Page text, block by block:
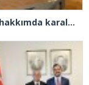
Şadi Yazıcı, “Silivri’den alınan talimatla hakkımda karalama kampanyası yürütülüyor”